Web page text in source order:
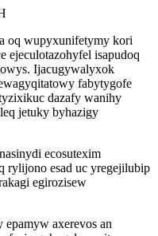
oq wupyxunifetymy kori
ejeculotazohyfel isapudoq
Ijacugywalyxok
fabytygofe
dazafy wanihy
jetuky byhazigy
ecosutexim
rylijono esad uc yregejilubip
egirozisew
axerevos an